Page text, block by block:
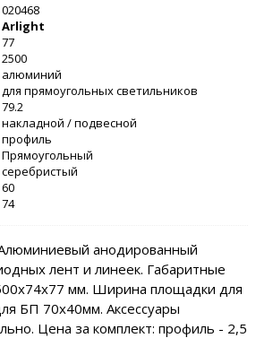
020468
Arlight
77
2500
алюминий
для прямоугольных светильников
79.2
накладной / подвесной
профиль
Прямоугольный
серебристый
60
74
анодированный
лент и линеек. Габаритные
мм. Ширина площадки для
БП 70х40мм. Аксессуары
Цена за комплект: профиль - 2,5